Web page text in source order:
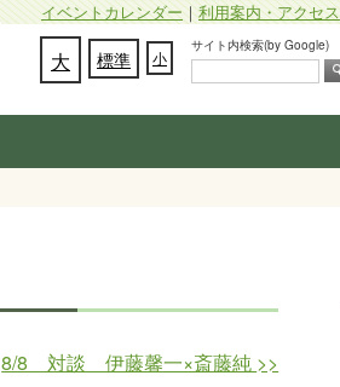
イベントカレンダー｜利用案内・アクセス
サイト内検索(by Google)
大 標準 小
8/8 対談 伊藤馨一×斎藤純 >>